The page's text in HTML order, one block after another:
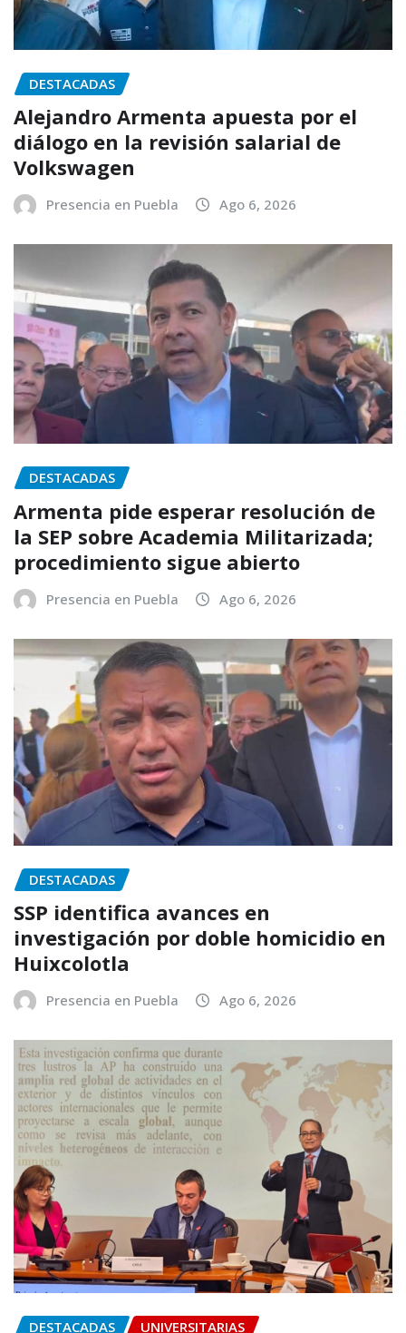
DESTACADAS
Alejandro Armenta apuesta por el
diálogo en la revisión salarial de
Volkswagen
Presencia en Puebla Ago 6, 2026
DESTACADAS
Armenta pide esperar resolución de
la SEP sobre Academia Militarizada;
procedimiento sigue abierto
Presencia en Puebla Ago 6, 2026
DESTACADAS
SSP identifica avances en
investigación por doble homicidio en
Huixcolotla
Presencia en Puebla Ago 6, 2026
DESTACADAS UNIVERSITARIAS